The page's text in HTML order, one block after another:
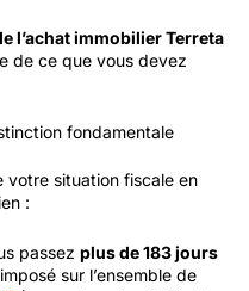
l’achat immobilier Terreta
de ce que vous devez
fondamentale
votre situation fiscale en
:
passez plus de 183 jours
sur l’ensemble de